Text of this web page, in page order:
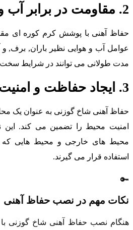
آهنی با پوشش کرم کوره ای
آب و هوایی نظیر باران, برف, و
طولانی می توانند در شرایط سخت
آهنی شاخ گوزنی به عنوان یک
محیط را تضمین می کند. این
های خارجی و محیط هایی که
قرار می گیرند.
مهم در نصب حفاظ آهنی
نصب حفاظ آهنی شاخ گوزنی با